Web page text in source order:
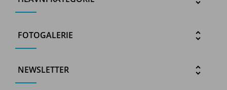
FOTOGALERIE
NEWSLETTER